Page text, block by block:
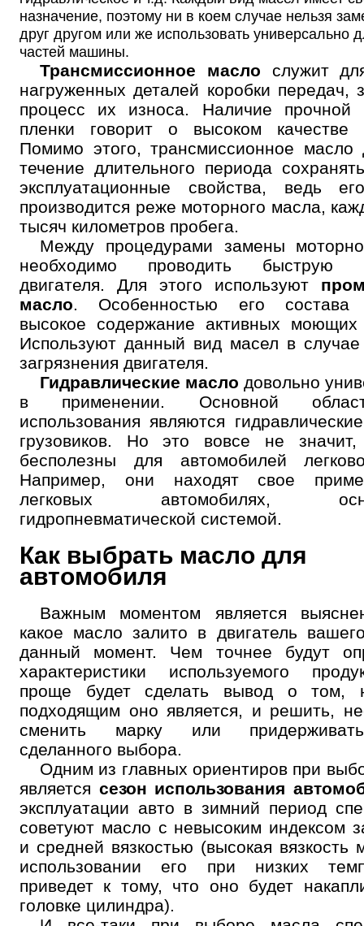
назначение, поэтому ни в коем случае нельзя
друг другом или же использовать универсально
частей машины.
Трансмиссионное масло служит
нагруженных деталей коробки передач,
процесс их износа. Наличие прочной
пленки говорит о высоком качестве
Помимо этого, трансмиссионное
течение длительного периода
эксплуатационные свойства, ведь
производится реже моторного масла,
тысяч километров пробега.
Между процедурами замены
необходимо проводить быструю
двигателя. Для этого используют
масло. Особенностью его состава
высокое содержание активных моющих
Используют данный вид масел в случае
загрязнения двигателя.
Гидравлические масло довольно
в применении. Основной
использования являются
грузовиков. Но это вовсе не
бесполезны для автомобилей
Например, они находят свое
легковых автомобилях,
гидропневматической системой.
Как выбрать масло для
автомобиля
Важным моментом является
какое масло залито в двигатель
данный момент. Чем точнее будут
характеристики используемого
проще будет сделать вывод о том,
подходящим оно является, и решить,
сменить марку или
сделанного выбора.
Одним из главных ориентиров при
является сезон использования
эксплуатации авто в зимний период
советуют масло с невысоким индексом
и средней вязкостью (высокая вязкость
использовании его при низких
приведет к тому, что оно будет
головке цилиндра).